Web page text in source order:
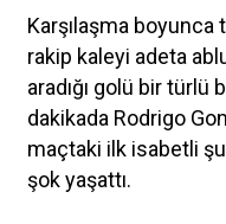
Karşılaşma boyunca
rakip kaleyi adeta
aradığı golü bir türlü
dakikada Rodrigo
maçtaki ilk isabetli
şok yaşattı.